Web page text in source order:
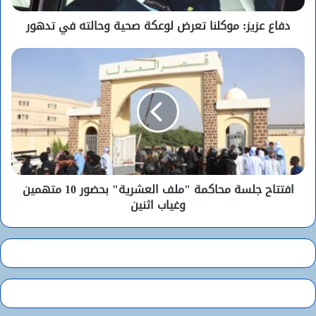
دفاع عزيز: موكلنا تعرض لوعكة صحية وحالته في تدهور
افتتاح جلسة محاكمة "ملف العشرية" بحضور 10 متهمين
وغياب اثنين